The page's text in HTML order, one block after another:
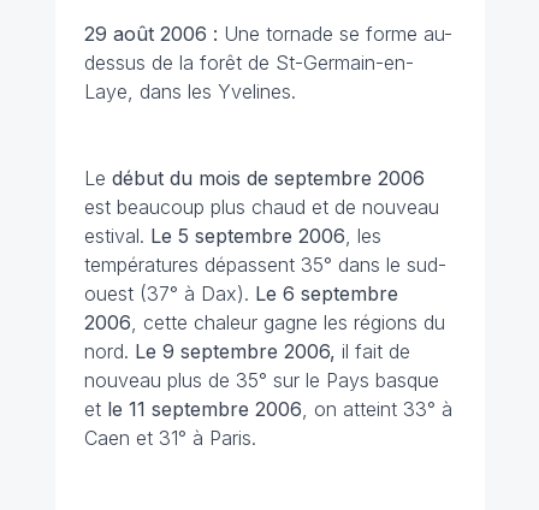
29 août 2006 : Une tornade se forme au-
dessus de la forêt de St-Germain-en-
Laye, dans les Yvelines.
Le début du mois de septembre 2006
est beaucoup plus chaud et de nouveau
estival. Le 5 septembre 2006 , les
températures dépassent 35° dans le sud-
ouest (37° à Dax). Le 6 septembre
2006 , cette chaleur gagne les régions du
nord. Le 9 septembre 2006, il fait de
nouveau plus de 35° sur le Pays basque
et le 11 septembre 2006 , on atteint 33° à
Caen et 31° à Paris.